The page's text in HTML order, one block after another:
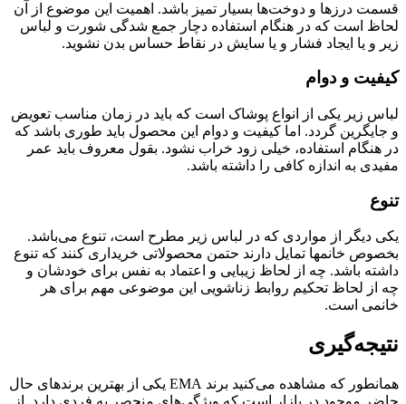
قسمت درزها و دوخت‌ها بسیار تمیز باشد. اهمیت این موضوع از آن
لحاظ است که در هنگام استفاده دچار جمع شدگی شورت و لباس
زیر و یا ایجاد فشار و یا سایش در نقاط حساس بدن نشوید.
کیفیت و دوام
لباس زیر یکی از انواع پوشاک است که باید در زمان مناسب تعویض
و جایگرین گردد. اما کیفیت و دوام این محصول باید طوری باشد که
در هنگام استفاده، خیلی زود خراب نشود. بقول معروف باید عمر
مفیدی به اندازه کافی را داشته باشد.
تنوع
یکی دیگر از مواردی که در لباس زیر مطرح است، تنوع می‌باشد.
بخصوص خانمها تمایل دارند حتمن محصولاتی خریداری کنند که تنوع
داشته باشد. چه از لحاظ زیبایی و اعتماد به نفس برای خودشان و
چه از لحاظ تحکیم روابط زناشویی این موضوعی مهم برای هر
خانمی است.
نتیجه‌گیری
همانطور که مشاهده می‌کنید برند EMA یکی از بهترین برندهای حال